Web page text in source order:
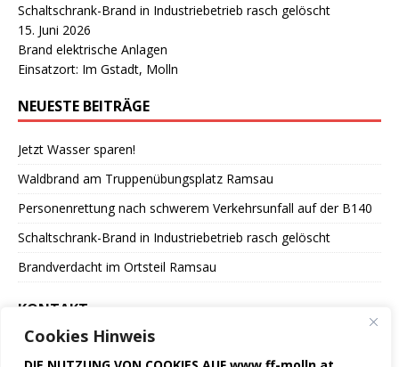
Cookies Hinweis
Schaltschrank-Brand in Industriebetrieb rasch gelöscht
15. Juni 2026
Brand elektrische Anlagen
Einsatzort: Im Gstadt, Molln
NEUESTE BEITRÄGE
Jetzt Wasser sparen!
Waldbrand am Truppenübungsplatz Ramsau
Personenrettung nach schwerem Verkehrsunfall auf der B140
Schaltschrank-Brand in Industriebetrieb rasch gelöscht
Brandverdacht im Ortsteil Ramsau
KONTAKT